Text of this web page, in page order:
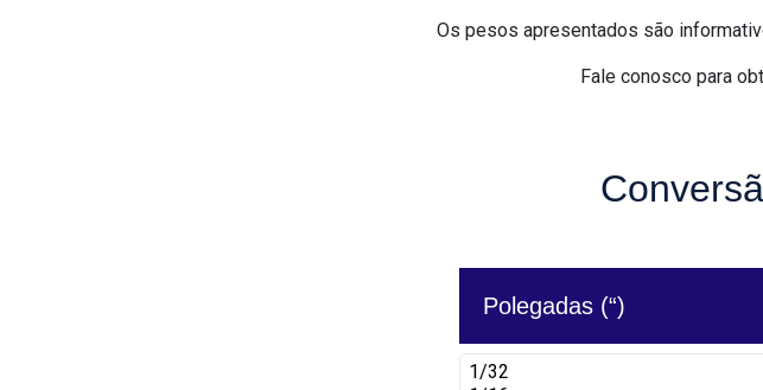
Os pesos apresentados são
Fale conosco para
Polegadas (“)